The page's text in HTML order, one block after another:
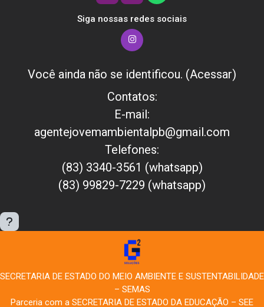
Siga nossas redes sociais
Você ainda não se identificou. (Acessar)
Contatos:
E-mail:
agentejovemambientalpb@gmail.com
Telefones:
(83) 3340-3561 (whatsapp)
(83) 99829-7229 (whatsapp)
SECRETARIA DE ESTADO DO MEIO AMBIENTE E SUSTENTABILIDADE
– SEMAS
Parceria com a SECRETARIA DE ESTADO DA EDUCAÇÃO – SEE